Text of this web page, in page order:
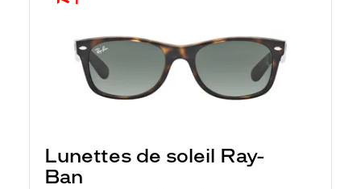
Lunettes de soleil Ray-
Ban